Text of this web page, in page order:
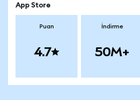
App Store
Puan
4.7
İndirme
50M+